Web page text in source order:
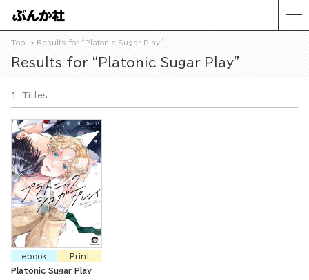
Top Results for “Platonic Sugar Play”
Results for “Platonic Sugar Play”
Titles
1
ebook
Print
Platonic Sugar Play